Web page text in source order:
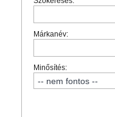
Márkanév:
Minősítés: